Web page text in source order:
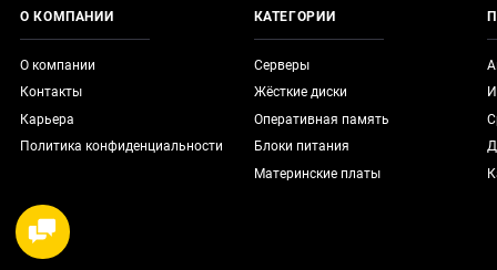
О КОМПАНИИ
О компании
Контакты
Карьера
Политика конфиденциальности
КАТЕГОРИИ
Серверы
Жёсткие диски
Оперативная память
Блоки питания
Материнские платы